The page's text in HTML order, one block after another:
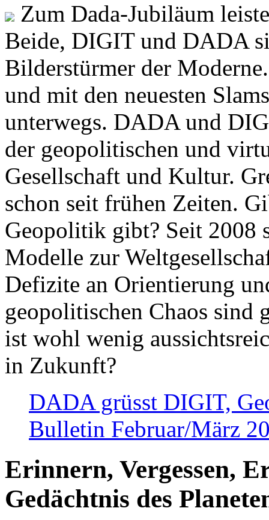
Zum Dada-Jubiläum
Beide, DIGIT und DADA
Bilderstürmer der
und mit den neuesten
unterwegs. DADA und
der geopolitischen und
Gesellschaft und Kultur.
schon seit frühen Zeiten.
Geopolitik gibt? Seit 2008
Modelle zur
Defizite an Orientierung
geopolitischen Chaos sind
ist wohl wenig
in Zukunft?
DADA grüsst DIGIT,
Bulletin Februar/März
Erinnern, Vergessen,
Gedächtnis des